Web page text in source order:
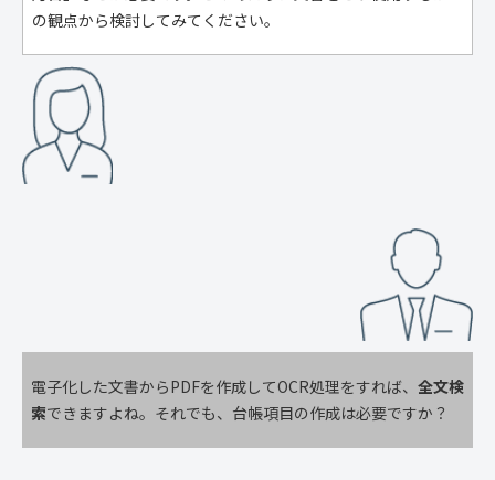
の観点から検討してみてください。
電子化した文書からPDFを作成してOCR処理をすれば、 全文検
索できますよね。それでも、台帳項目の作成は必要ですか？